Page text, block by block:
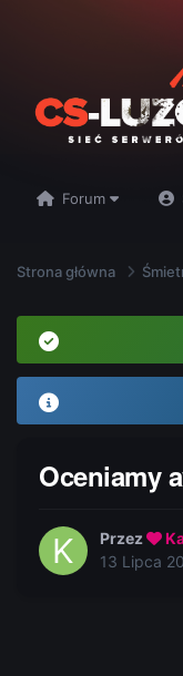
Forum
Strona główna
Oceniamy
Przez
13 Lipca